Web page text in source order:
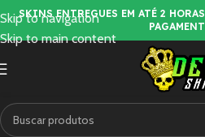
Skip to navigation
Skip to main content
SKINS ENTREGUES EM ATÉ 2